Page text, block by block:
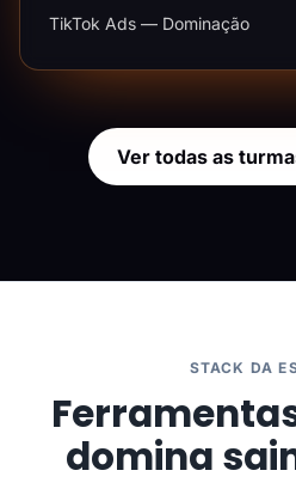
TikTok Ads — Dominação
Ver todas as
STACK DA
domina